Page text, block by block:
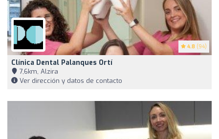
4.8 (94)
Clínica Dental Palanques Ortí
7,6km, Alzira
Ver dirección y datos de contacto